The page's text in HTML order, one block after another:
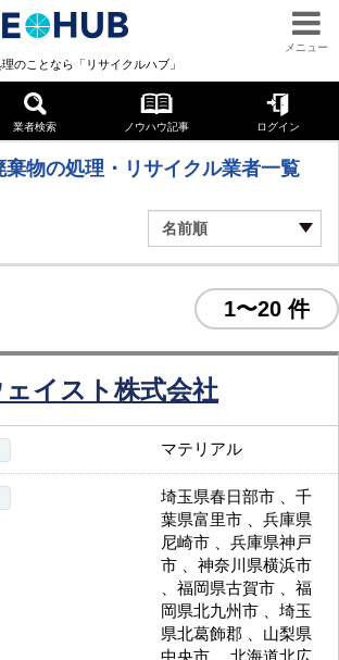
メニュー
のことなら「リサイクルハブ」
業者検索 ノウハウ記事 ログイン
物の処理・リサイクル業者一覧
1〜20 件
イスト株式会社
マテリアル
埼玉県春日部市 、千
葉県富里市 、兵庫県
尼崎市 、兵庫県神戸
市 、神奈川県横浜市
、福岡県古賀市 、福
岡県北九州市 、埼玉
県北葛飾郡 、山梨県
中央市 、北海道北広